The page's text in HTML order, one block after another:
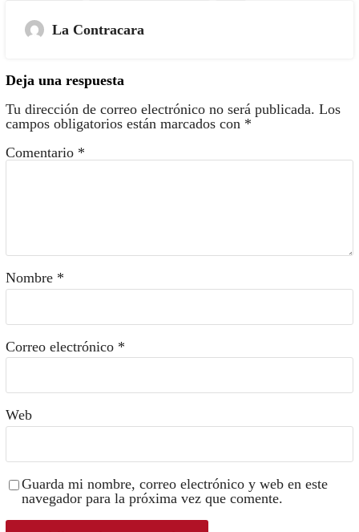
La Contracara
Deja una respuesta
Tu dirección de correo electrónico no será publicada. Los
campos obligatorios están marcados con *
Comentario *
Nombre *
Correo electrónico *
Web
Guarda mi nombre, correo electrónico y web en este
navegador para la próxima vez que comente.